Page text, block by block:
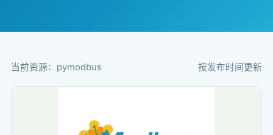
当前资源：pymodbus 按发布时间更新